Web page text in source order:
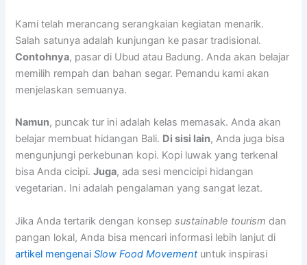
Kami telah merancang serangkaian kegiatan menarik.
Salah satunya adalah kunjungan ke pasar tradisional.
Contohnya, pasar di Ubud atau Badung. Anda akan belajar
memilih rempah dan bahan segar. Pemandu kami akan
menjelaskan semuanya.
Namun, puncak tur ini adalah kelas memasak. Anda akan
belajar membuat hidangan Bali. Di sisi lain, Anda juga bisa
mengunjungi perkebunan kopi. Kopi luwak yang terkenal
bisa Anda cicipi.Juga, ada sesi mencicipi hidangan
vegetarian. Ini adalah pengalaman yang sangat lezat.
Jika Anda tertarik dengan konsepsustainable tourism dan
pangan lokal, Anda bisa mencari informasi lebih lanjut di
artikel mengenaiSlow Food Movementuntuk inspirasi